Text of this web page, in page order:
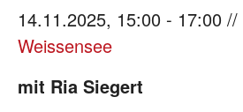
14.11.2025, 15:00 - 17:00 //
Weissensee
mit Ria Siegert